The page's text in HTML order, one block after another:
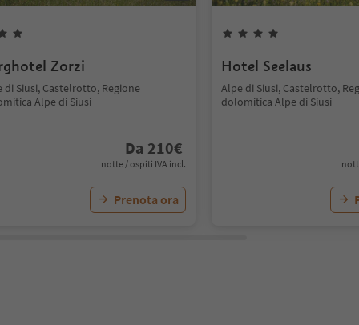
Zorzi
di Siusi, Castelrotto, Regione
Alpe di Siusi
Da 210€
notte / ospiti IVA incl.
Prenota ora
Hotel Seelaus
Alpe di Siusi, Castelrotto,
dolomitica Alpe di Siusi